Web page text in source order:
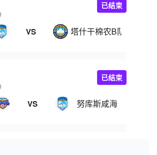
VS 塔什干棉农B队
已结束
VS 努库斯咸海
已结束